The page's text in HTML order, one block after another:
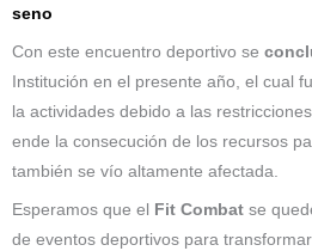
seno
Con este encuentro deportivo se
Institución en el presente año, el cual
la actividades debido a las
ende la consecución de los recursos
también se vío altamente afectada.
Esperamos que el Fit Combat se
de eventos deportivos para